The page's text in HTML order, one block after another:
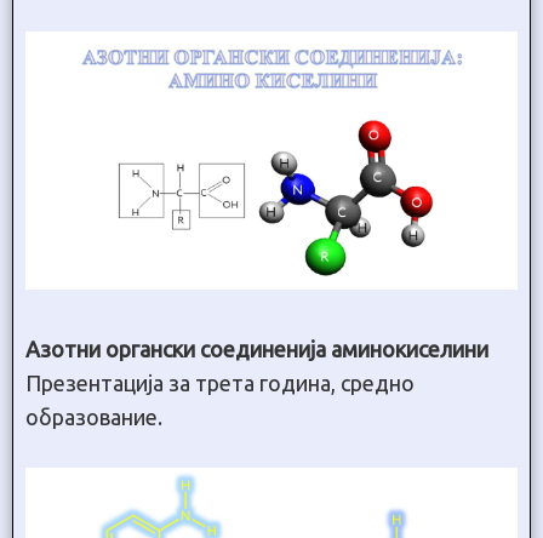
Азотни органски соединенија аминокиселини
Презентација за трета година, средно
образование.